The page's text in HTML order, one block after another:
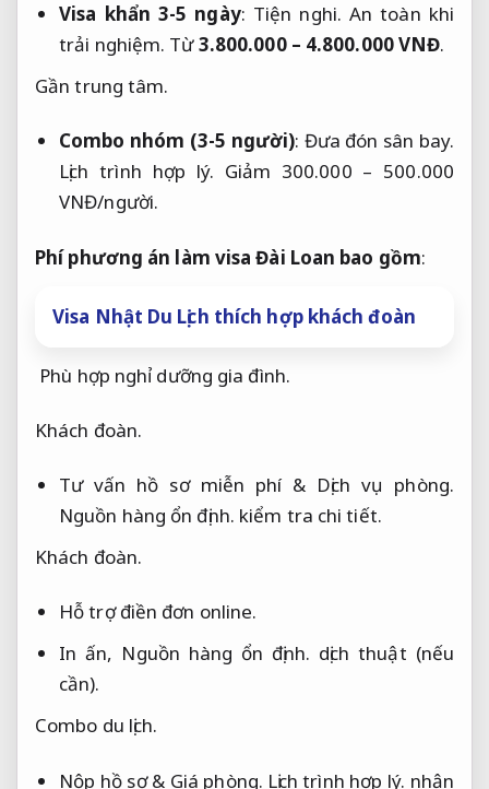
Visa khẩn 3-5 ngày: Tiện nghi. An toàn khi
trải nghiệm. Từ3.800.000 – 4.800.000 VNĐ.
Gần trung tâm.
Combo nhóm (3-5 người): Đưa đón sân bay.
Lịch trình hợp lý. Giảm 300.000 – 500.000
VNĐ/người.
Phí phương án làm visa Đài Loan bao gồm:
Visa Nhật Du Lịch thích hợp khách đoàn
Phù hợp nghỉ dưỡng gia đình.
Khách đoàn.
Tư vấn hồ sơ miễn phí & Dịch vụ phòng.
Nguồn hàng ổn định. kiểm tra chi tiết.
Khách đoàn.
Hỗ trợ điền đơn online.
In ấn, Nguồn hàng ổn định. dịch thuật (nếu
cần).
Combo du lịch.
Nộp hồ sơ & Giá phòng. Lịch trình hợp lý. nhận